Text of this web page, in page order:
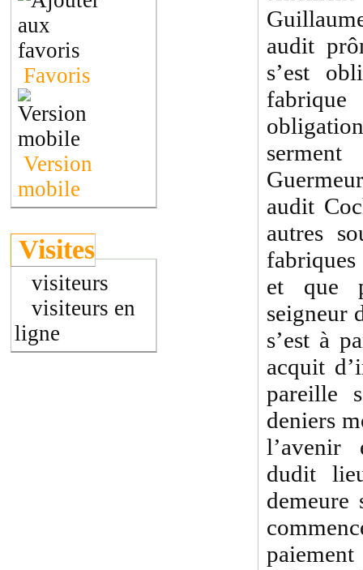
Favoris
Version
mobile
Visites
visiteurs
visiteurs en
ligne
audit
s’est
audit
autres
fabriques
et que
seigneur
s’est à
acquit
pareille
deniers
l’avenir
dudit
demeure